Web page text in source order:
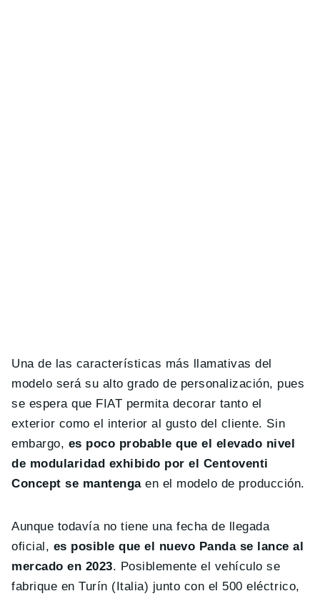
Una de las características más llamativas del
modelo será su alto grado de personalización, pues
se espera que FIAT permita decorar tanto el
exterior como el interior al gusto del cliente. Sin
embargo, es poco probable que el elevado nivel
de modularidad exhibido por el Centoventi
Concept se mantengaen el modelo de producción.
Aunque todavía no tiene una fecha de llegada
oficial, es posible que el nuevo Panda se lance al
mercado en 2023. Posiblemente el vehículo se
fabrique en Turín (Italia) junto con el 500 eléctrico,